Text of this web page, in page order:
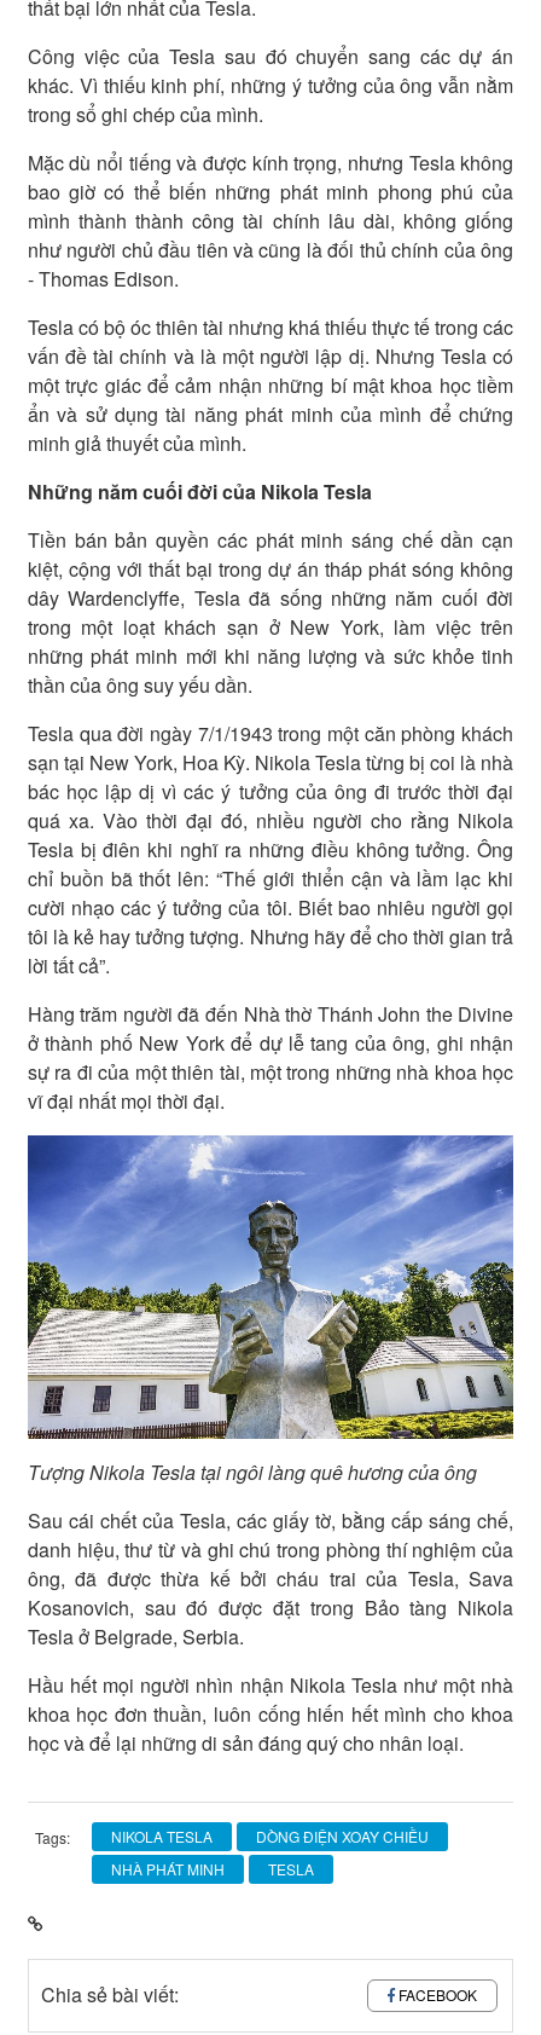
thất bại lớn nhất của Tesla.
Công việc của Tesla sau đó chuyển sang các dự án
khác. Vì thiếu kinh phí, những ý tưởng của ông vẫn nằm
trong sổ ghi chép của mình.
Mặc dù nổi tiếng và được kính trọng, nhưng Tesla không
bao giờ có thể biến những phát minh phong phú của
mình thành thành công tài chính lâu dài, không giống
như người chủ đầu tiên và cũng là đối thủ chính của ông
- Thomas Edison.
Tesla có bộ óc thiên tài nhưng khá thiếu thực tế trong các
vấn đề tài chính và là một người lập dị. Nhưng Tesla có
một trực giác để cảm nhận những bí mật khoa học tiềm
ẩn và sử dụng tài năng phát minh của mình để chứng
minh giả thuyết của mình.
Những năm cuối đời của Nikola Tesla
Tiền bán bản quyền các phát minh sáng chế dần cạn
kiệt, cộng với thất bại trong dự án tháp phát sóng không
dây Wardenclyffe, Tesla đã sống những năm cuối đời
trong một loạt khách sạn ở New York, làm việc trên
những phát minh mới khi năng lượng và sức khỏe tinh
thần của ông suy yếu dần.
Tesla qua đời ngày 7/1/1943 trong một căn phòng khách
sạn tại New York, Hoa Kỳ. Nikola Tesla từng bị coi là nhà
bác học lập dị vì các ý tưởng của ông đi trước thời đại
quá xa. Vào thời đại đó, nhiều người cho rằng Nikola
Tesla bị điên khi nghĩ ra những điều không tưởng. Ông
chỉ buồn bã thốt lên: “Thế giới thiển cận và lầm lạc khi
cười nhạo các ý tưởng của tôi. Biết bao nhiêu người gọi
tôi là kẻ hay tưởng tượng. Nhưng hãy để cho thời gian trả
lời tất cả”.
Hàng trăm người đã đến Nhà thờ Thánh John the Divine
ở thành phố New York để dự lễ tang của ông, ghi nhận
sự ra đi của một thiên tài, một trong những nhà khoa học
vĩ đại nhất mọi thời đại.
Tượng Nikola Tesla tại ngôi làng quê hương của ông
Sau cái chết của Tesla, các giấy tờ, bằng cấp sáng chế,
danh hiệu, thư từ và ghi chú trong phòng thí nghiệm của
ông, đã được thừa kế bởi cháu trai của Tesla, Sava
Kosanovich, sau đó được đặt trong Bảo tàng Nikola
Tesla ở Belgrade, Serbia.
Hầu hết mọi người nhìn nhận Nikola Tesla như một nhà
khoa học đơn thuần, luôn cống hiến hết mình cho khoa
học và để lại những di sản đáng quý cho nhân loại.
Tags: NIKOLA TESLA
DÒNG ĐIỆN XOAY CHIỀU
NHÀ PHÁT MINH
TESLA
Chia sẻ bài viết: FACEBOOK